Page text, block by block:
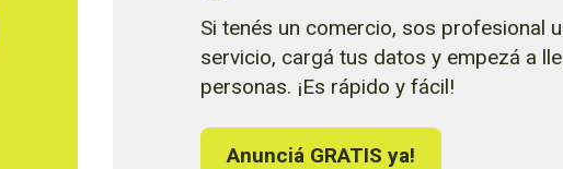
Si tenés un comercio, sos profesional
servicio, cargá tus datos y empezá a
personas. ¡Es rápido y fácil!
Anunciá GRATIS ya!